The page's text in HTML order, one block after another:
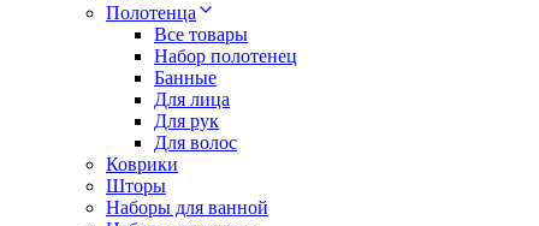
Полотенца
Все товары
Набор полотенец
Банные
Для лица
Для рук
Для волос
Коврики
Шторы
Наборы для ванной